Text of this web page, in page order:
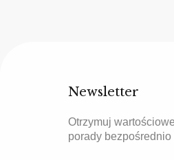
Newsletter
Otrzymuj
porady